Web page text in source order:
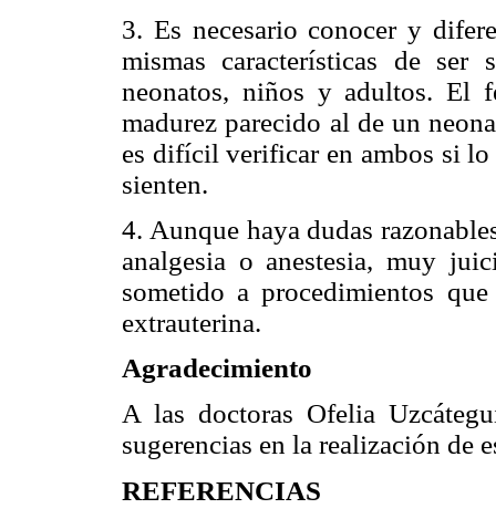
3. Es necesario conocer y
mismas características de
neonatos, niños y adultos. El
madurez parecido al de un
es difícil verificar en ambos si
sienten.
4. Aunque haya dudas
analgesia o anestesia, muy
sometido a procedimientos
extrauterina.
Agradecimiento
A las doctoras Ofelia
sugerencias en la realización de
REFERENCIAS